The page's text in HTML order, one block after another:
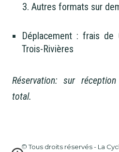
Autres formats sur
Déplacement : frais
Trois-Rivières
Réservation: sur
total.
© Tous droits réservés - La